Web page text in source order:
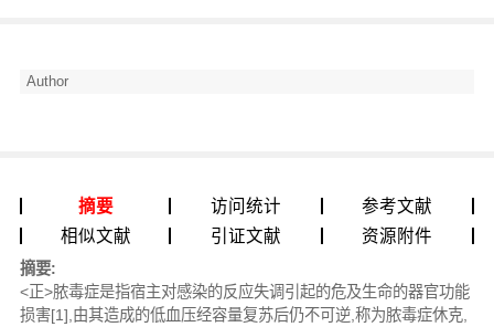
Author
摘要 访问统计
参考文献
相似文献
引证文献 资源附件
摘要:
<正>脓毒症是指宿主对感染的反应失调引起的危及生命的器官功能
损害[1],由其造成的低血压经容量复苏后仍不可逆,称为脓毒症休克,